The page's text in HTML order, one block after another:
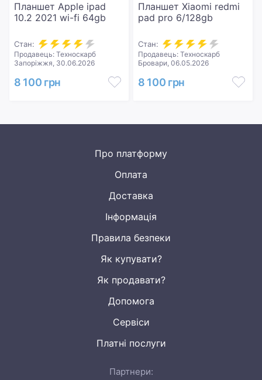
Планшет Apple ipad
10.2 2021 wi-fi 64gb
Стан:
Продавець: Техноскарб
Запоріжжя, 30.06.2026
8 100 грн
Планшет Xiaomi redmi
pad pro 6/128gb
Стан:
Продавець: Техноскарб
Бровари, 06.05.2026
8 100 грн
Про платформу
Оплата
Доставка
Інформація
Правила безпеки
Як купувати?
Як продавати?
Допомога
Сервіси
Платні послуги
Партнери: